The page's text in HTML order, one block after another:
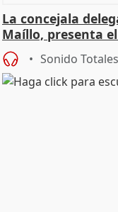
La concejala
Maíllo, presenta
madrileñas'
Sonido Totales